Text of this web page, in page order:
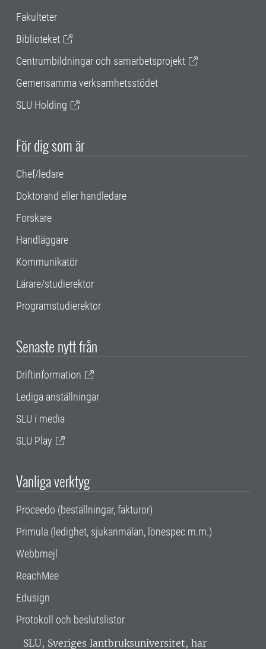
Fakulteter
Biblioteket
Centrumbildningar och samarbetsprojekt
Gemensamma verksamhetsstödet
SLU Holding
För dig som är
Chef/ledare
Doktorand eller handledare
Forskare
Handläggare
Kommunikatör
Lärare/studierektor
Programstudierektor
Senaste nytt från
Driftinformation
Lediga anställningar
SLU i media
SLU Play
Vanliga verktyg
Proceedo (beställningar, fakturor)
Primula (ledighet, sjukanmälan, lönespec m.m.)
Webbmejl
ReachMee
Edusign
Protokoll och beslutslistor
SLU, Sveriges lantbruksuniversitet, har